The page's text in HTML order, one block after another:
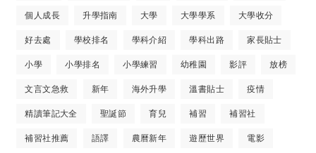
個人成長 升學指南 大學 大學學系 大學收分
好去處 學校排名 學科介紹 學科出路 家長貼士
小學 小學排名 小學練習 幼稚園 影評 放榜
文言文急救 新年 海外升學 溫書貼士 疫情
精讀筆記大全 聖誕節 育兒 補習 補習社
補習社推薦 語譯 農曆新年 遊歷世界 電影